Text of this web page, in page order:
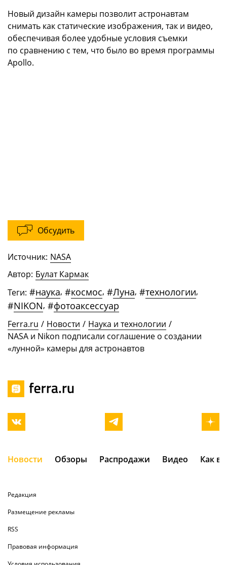
Новый дизайн камеры позволит астронавтам
снимать как статические изображения, так и видео,
обеспечивая более удобные условия съемки
по сравнению с тем, что было во время программы
Apollo.
Обсудить
Источник: NASA
Автор: Булат Кармак
Теги: #наука, #космос, #Луна, #технологии,
#NIKON, #фотоаксессуар
Ferra.ru / Новости / Наука и технологии /
NASA и Nikon подписали соглашение о создании
«лунной» камеры для астронавтов
Новости Обзоры Распродажи Видео Как
Редакция
Размещение рекламы
RSS
Правовая информация